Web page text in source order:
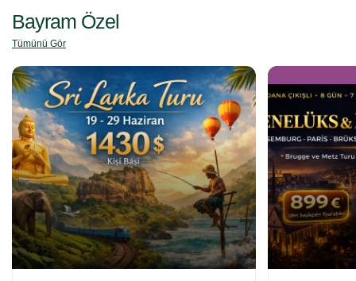
Bayram Özel
Tümünü Gör